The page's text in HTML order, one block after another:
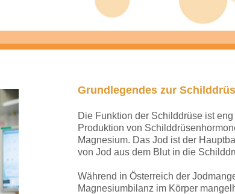
Grundlegendes zur
Die Funktion der Schilddrüse ist
Produktion von
Magnesium. Das Jod ist der
von Jod aus dem Blut in die
Während in Österreich der
Magnesiumbilanz im Körper